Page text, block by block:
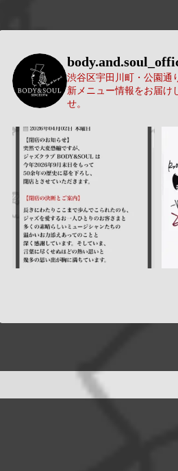
渋谷区宇田川町・公園通
新メニュー情報をお届け
せ。